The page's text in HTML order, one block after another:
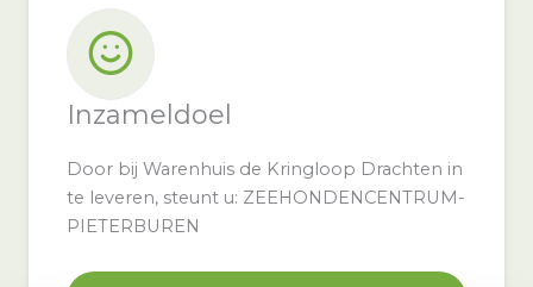
Inzameldoel
Door bij Warenhuis de Kringloop Drachten in
te leveren, steunt u: ZEEHONDENCENTRUM-
PIETERBUREN